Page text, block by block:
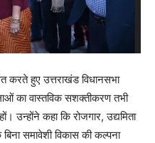
करते हुए उत्तराखंड विधानसभा
का वास्तविक सशक्तीकरण तभी
उन्होंने कहा कि रोजगार, उद्यमिता
समावेशी विकास की कल्पना